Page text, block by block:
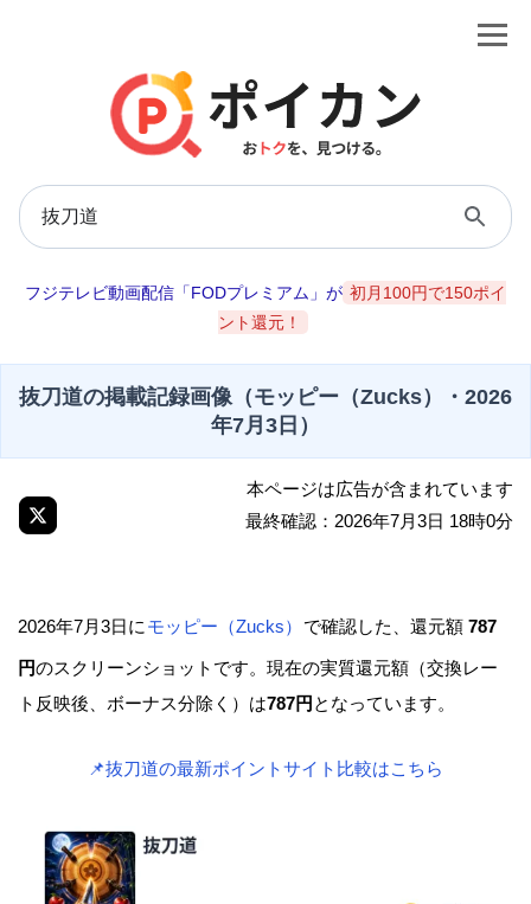
フジテレビ動画配信「FODプレミアム」が 初月100円で150ポイ
ント還元！
抜刀道の掲載記録画像（モッピー（Zucks）・2026
年7月3日）
本ページは広告が含まれています
最終確認：2026年7月3日 18時0分
2026年7月3日に モッピー（Zucks） で確認した、還元額 787
円のスクリーンショットです。現在の実質還元額（交換レー
ト反映後、ボーナス分除く）は787円 となっています。
📌抜刀道の最新ポイントサイト比較はこちら